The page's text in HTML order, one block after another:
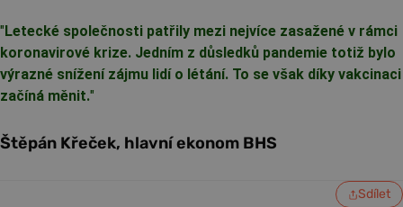
" Letecké společnosti patřily mezi nejvíce zasažené v rámci
koronavirové krize. Jedním z důsledků pandemie totiž bylo
výrazné snížení zájmu lidí o létání. To se však díky vakcinaci
začíná měnit."
Štěpán Křeček, hlavní ekonom BHS
Sdílet